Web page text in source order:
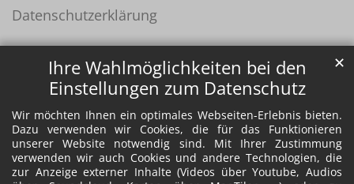
Ihre Wahlmöglichkeiten bei den
Einstellungen zum Datenschutz
Wir möchten Ihnen ein optimales Webseiten-Erlebnis bieten.
Dazu verwenden wir Cookies, die für das Funktionieren
unserer Website notwendig sind. Mit Ihrer Zustimmung
verwenden wir auch Cookies und andere Technologien, die
zur Anzeige externer Inhalte (Videos über Youtube, Audios
✕
Datenschutzerklärung